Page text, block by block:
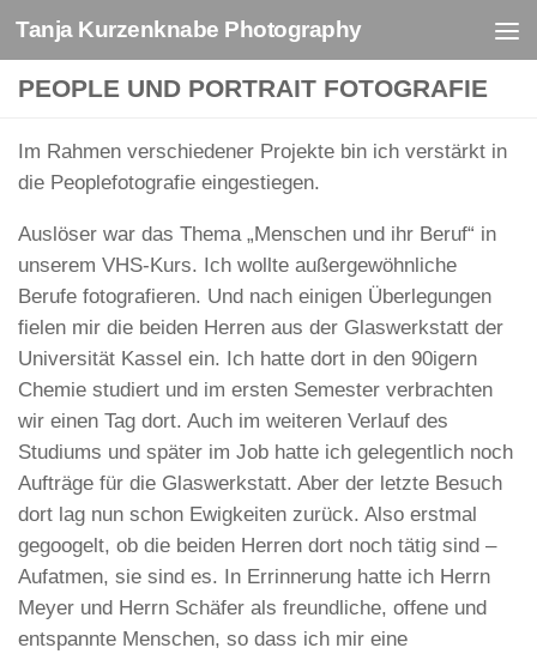
Zum Inhalt springen
Tanja Kurzenknabe Photography
PEOPLE UND PORTRAIT FOTOGRAFIE
Im Rahmen verschiedener Projekte bin ich verstärkt in
die Peoplefotografie eingestiegen.
Auslöser war das Thema „Menschen und ihr Beruf“ in
unserem VHS-Kurs. Ich wollte außergewöhnliche
Berufe fotografieren. Und nach einigen Überlegungen
fielen mir die beiden Herren aus der Glaswerkstatt der
Universität Kassel ein. Ich hatte dort in den 90igern
Chemie studiert und im ersten Semester verbrachten
wir einen Tag dort. Auch im weiteren Verlauf des
Studiums und später im Job hatte ich gelegentlich noch
Aufträge für die Glaswerkstatt. Aber der letzte Besuch
dort lag nun schon Ewigkeiten zurück. Also erstmal
gegoogelt, ob die beiden Herren dort noch tätig sind –
Aufatmen, sie sind es. In Errinnerung hatte ich Herrn
Meyer und Herrn Schäfer als freundliche, offene und
entspannte Menschen, so dass ich mir eine